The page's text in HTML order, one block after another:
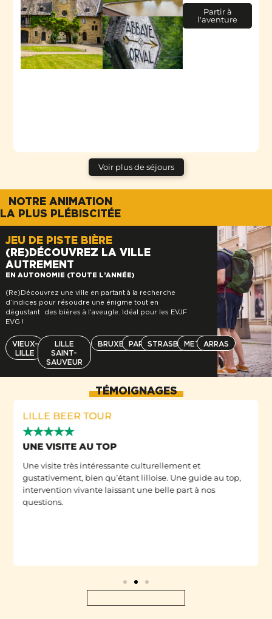
Partir à
l'aventure
Voir plus de séjours
NOTRE ANIMATION
LA PLUS PLÉBISCITÉE
JEU DE PISTE BIÈRE
(RE)DÉCOUVREZ LA VILLE
AUTREMENT
EN AUTONOMIE (TOUTE L’ANNÉE)
(Re)Découvrez une ville en partant à la recherche
d’indices pour résoudre une énigme tout en
dégustant des bières à l’aveugle. Idéal pour les EVJF
EVG !
VIEUX-
LILLE
LILLE
SAINT-
SAUVEUR
BRUXELLES
PARISSTRASBOURG
METZARRAS
TÉMOIGNAGES
LILLE BEER TOUR
★★★★★
UNE VISITE AU TOP
Une visite très intéressante culturellement et
gustativement, bien qu’étant lilloise. Une guide au top,
intervention vivante laissant une belle part à nos
questions.